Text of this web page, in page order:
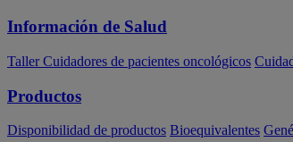
Información de Salud
Taller Cuidadores de pacientes oncológicos
Productos
Disponibilidad de productos Bioequivalentes